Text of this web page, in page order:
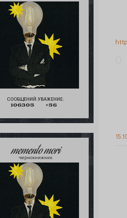
СООБЩЕНИЙ:
106305
УВАЖЕНИЕ:
+56
memento mori
чернокнижник